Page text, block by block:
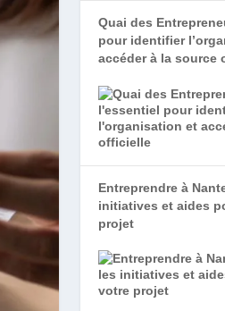
Quai des
pour identifier
accéder à la source
Entreprendre à
initiatives et aides
projet